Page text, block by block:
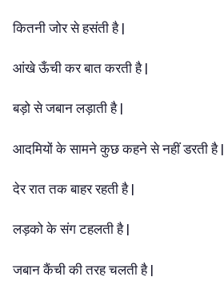
कितनी जोर से हसंती है |
आंखे ऊँची कर बात करती है |
बड़ो से जबान लड़ाती है |
आदमियों के सामने कुछ कहने से नहीं डरती है |
देर रात तक बाहर रहती है |
लड़को के संग टहलती है |
जबान कैंची की तरह चलती है |